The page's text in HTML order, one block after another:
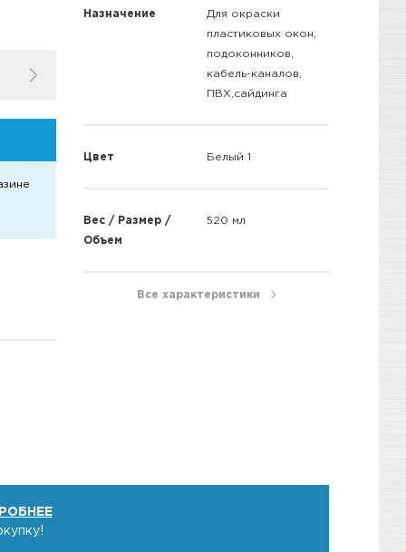
Назначение
Для окраски
пластиковых окон,
подоконников,
кабель-каналов,
ПВХ,сайдинга
Цвет Белый 1
Вес / Размер /
Объем
520 мл
Все характеристики